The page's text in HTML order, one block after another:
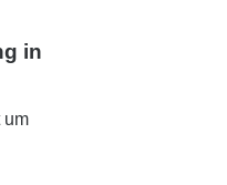
in
um